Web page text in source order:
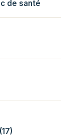
de santé